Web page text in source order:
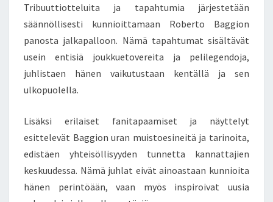
Tribuuttiotteluita ja tapahtumia järjestetään
säännöllisesti kunnioittamaan Roberto Baggion
panosta jalkapalloon. Nämä tapahtumat sisältävät
usein entisiä joukkuetovereita ja pelilegendoja,
juhlistaen hänen vaikutustaan kentällä ja sen
ulkopuolella.
Lisäksi erilaiset fanitapaamiset ja näyttelyt
esittelevät Baggion uran muistoesineitä ja tarinoita,
edistäen yhteisöllisyyden tunnetta kannattajien
keskuudessa. Nämä juhlat eivät ainoastaan kunnioita
hänen perintöään, vaan myös inspiroivat uusia